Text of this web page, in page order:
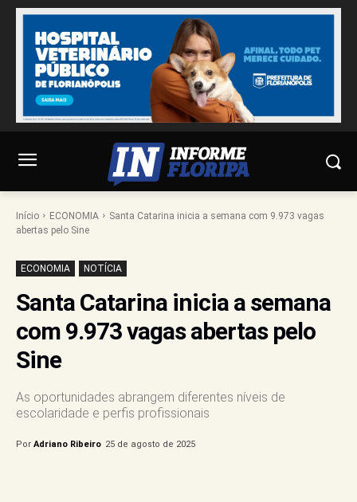
Início ECONOMIA
Santa Catarina inicia a semana com 9.973 vagas
abertas pelo Sine
ECONOMIA NOTÍCIA
Santa Catarina inicia a semana
com 9.973 vagas abertas pelo
Sine
As oportunidades abrangem diferentes níveis de
escolaridade e perfis profissionais
Por Adriano Ribeiro 25 de agosto de 2025